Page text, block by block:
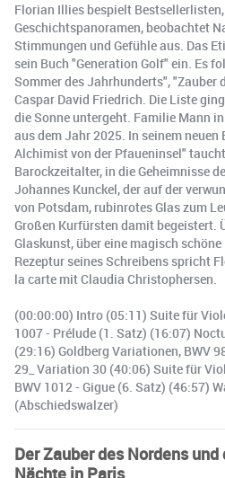
Florian Illies bespielt
Geschichtspanoramen, beobachtet
Stimmungen und Gefühle aus. Das
sein Buch "Generation Golf" ein. Es
Sommer des Jahrhunderts", "Zauber
Caspar David Friedrich. Die Liste
die Sonne untergeht. Familie Mann
aus dem Jahr 2025. In seinem neuen
Alchimist von der Pfaueninsel"
Barockzeitalter, in die Geheimnisse
Johannes Kunckel, der auf der
von Potsdam, rubinrotes Glas zum
Großen Kurfürsten damit begeistert.
Glaskunst, über eine magisch
Rezeptur seines Schreibens spricht
la carte mit Claudia Christophersen.
(00:00:00) Intro (05:11) Suite für
1007 - Prélude (1. Satz) (16:07)
(29:16) Goldberg Variationen, BWV
29_ Variation 30 (40:06) Suite für
BWV 1012 - Gigue (6. Satz) (46:57)
(Abschiedswalzer)
Der Zauber des Nordens
Nächte in Paris